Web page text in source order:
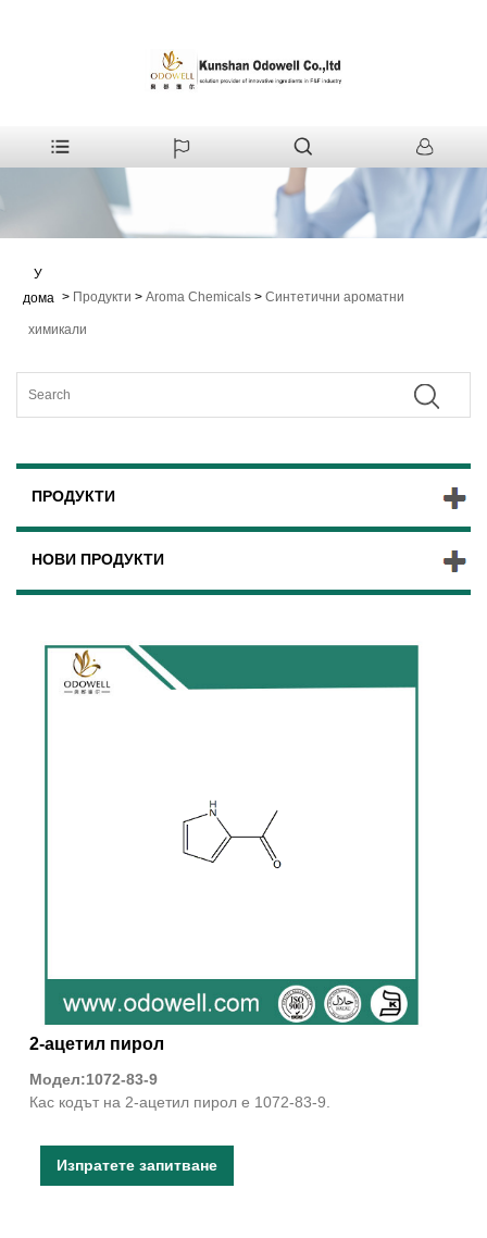
У
дома > Продукти > Aroma Chemicals > Синтетични ароматни
химикали
ПРОДУКТИ
НОВИ ПРОДУКТИ
2-ацетил пирол
Модел:1072-83-9
Кас кодът на 2-ацетил пирол е 1072-83-9.
Изпратете запитване